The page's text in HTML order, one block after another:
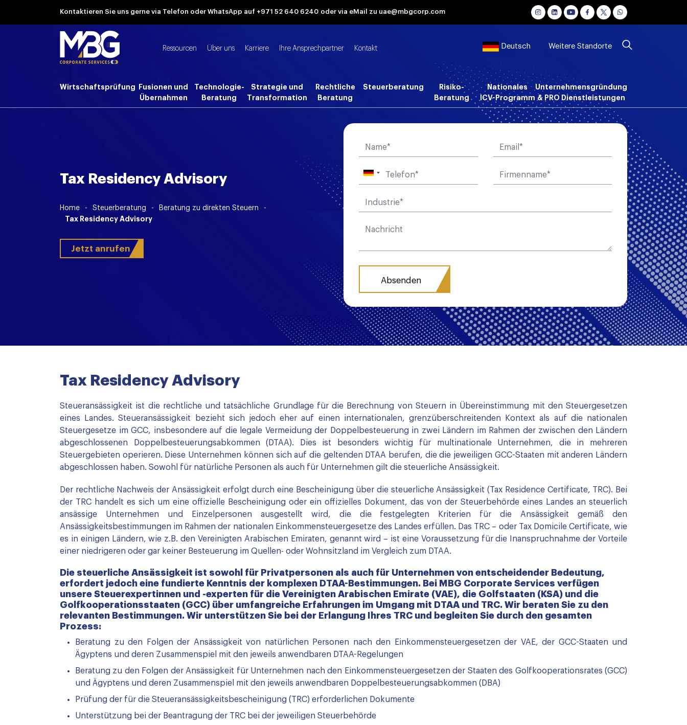
Kontaktieren Sie uns gerne via Telefon oder WhatsApp auf +971 52 640 6240 oder via eMail zu uae@mbgcorp.com
Ressourcen Über uns Karriere Ihre Ansprechpartner Kontakt Deutsch Weitere Standorte
Wirtschaftsprüfung
Fusionen und
Übernahmen
Technologie-
Beratung
Strategie und
Transformation
Rechtliche
Beratung
Steuerberatung
Risiko-
Beratung
Nationales
ICV-Programm
Unternehmensgründung
& PRO Dienstleistungen
Tax Residency Advisory
Home - Steuerberatung - Beratung zu direkten Steuern
-
Tax Residency Advisory
Jetzt anrufen
Tax Residency Advisory
Steueransässigkeit ist die rechtliche und tatsächliche Grundlage für die Berechnung von Steuern in Übereinstimmung mit den Steuergesetzen
eines Landes. Steueransässigkeit bezieht sich jedoch eher auf einen internationalen, grenzüberschreitenden Kontext als auf die nationalen
Steuergesetze im GCC, insbesondere auf die legale Vermeidung der Doppelbesteuerung in zwei Ländern im Rahmen der zwischen den Ländern
abgeschlossenen Doppelbesteuerungsabkommen (DTAA). Dies ist besonders wichtig für multinationale Unternehmen, die in mehreren
Steuergebieten operieren. Diese Unternehmen können sich auf die geltenden DTAA berufen, die die jeweiligen GCC-Staaten mit anderen Ländern
abgeschlossen haben. Sowohl für natürliche Personen als auch für Unternehmen gilt die steuerliche Ansässigkeit.
Der rechtliche Nachweis der Ansässigkeit erfolgt durch eine Bescheinigung über die steuerliche Ansässigkeit (Tax Residence Certificate, TRC). Bei
der TRC handelt es sich um eine offizielle Bescheinigung oder ein offizielles Dokument, das von der Steuerbehörde eines Landes an steuerlich
ansässige Unternehmen und Einzelpersonen ausgestellt wird, die die festgelegten Kriterien für die Ansässigkeit gemäß den
Ansässigkeitsbestimmungen im Rahmen der nationalen Einkommensteuergesetze des Landes erfüllen. Das TRC – oder Tax Domicile Certificate, wie
es in einigen Ländern, wie z.B. den Vereinigten Arabischen Emiraten, genannt wird – ist eine Voraussetzung für die Inanspruchnahme der Vorteile
einer niedrigeren oder gar keiner Besteuerung im Quellen- oder Wohnsitzland im Vergleich zum DTAA.
Die steuerliche Ansässigkeit ist sowohl für Privatpersonen als auch für Unternehmen von entscheidender Bedeutung,
erfordert jedoch eine fundierte Kenntnis der komplexen DTAA-Bestimmungen. Bei MBG Corporate Services verfügen
unsere Steuerexpertinnen und -experten für die Vereinigten Arabischen Emirate (VAE), die Golfstaaten (KSA) und die
Golfkooperationsstaaten (GCC) über umfangreiche Erfahrungen im Umgang mit DTAA und TRC. Wir beraten Sie zu den
relevanten Bestimmungen. Wir unterstützen Sie bei der Erlangung Ihres TRC und begleiten Sie durch den gesamten
Prozess:
Beratung zu den Folgen der Ansässigkeit von natürlichen Personen nach den Einkommensteuergesetzen der VAE, der GCC-Staaten und
Ägyptens und deren Zusammenspiel mit den jeweils anwendbaren DTAA-Regelungen
Beratung zu den Folgen der Ansässigkeit für Unternehmen nach den Einkommensteuergesetzen der Staaten des Golfkooperationsrates (GCC)
und Ägyptens und deren Zusammenspiel mit den jeweils anwendbaren Doppelbesteuerungsabkommen (DBA)
Prüfung der für die Steueransässigkeitsbescheinigung (TRC) erforderlichen Dokumente
Unterstützung bei der Beantragung der TRC bei der jeweiligen Steuerbehörde